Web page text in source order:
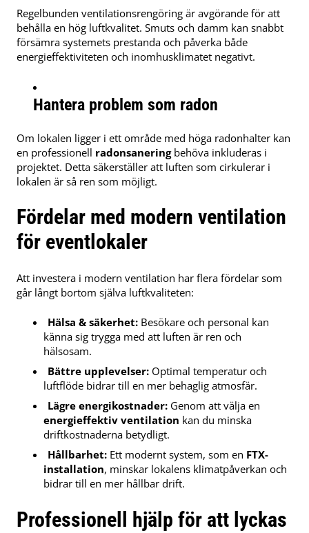
Regelbunden ventilationsrengöring är avgörande för att
behålla en hög luftkvalitet. Smuts och damm kan snabbt
försämra systemets prestanda och påverka både
energieffektiviteten och inomhusklimatet negativt.
Hantera problem som radon
Om lokalen ligger i ett område med höga radonhalter kan
en professionell radonsaneringbehöva inkluderas i
projektet. Detta säkerställer att luften som cirkulerar i
lokalen är så ren som möjligt.
Fördelar med modern ventilation
för eventlokaler
Att investera i modern ventilation har flera fördelar som
går långt bortom själva luftkvaliteten:
Hälsa & säkerhet: Besökare och personal kan
känna sig trygga med att luften är ren och
hälsosam.
Bättre upplevelser: Optimal temperatur och
luftflöde bidrar till en mer behaglig atmosfär.
Lägre energikostnader: Genom att välja en
energieffektiv ventilation kan du minska
driftkostnaderna betydligt.
Hållbarhet: Ett modernt system, som en FTX-
installation, minskar lokalens klimatpåverkan och
bidrar till en mer hållbar drift.
Professionell hjälp för att lyckas